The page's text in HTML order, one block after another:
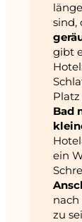
sind,
gibt
Bad
ein
zu